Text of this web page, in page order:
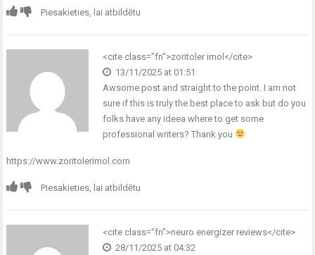
Piesakieties, lai atbildētu
<cite class="fn">zoritoler imol</cite>
13/11/2025 at 01:51
Awsome post and straight to the point. I am not
sure if this is truly the best place to ask but do you
folks have any ideea where to get some
professional writers? Thank you
https://www.zoritolerimol.com
Piesakieties, lai atbildētu
<cite class="fn">neuro energizer reviews</cite>
28/11/2025 at 04:32